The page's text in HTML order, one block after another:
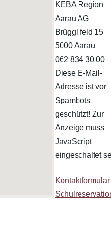
KEBA Region
Aarau AG
Brügglifeld 15
5000 Aarau
062 834 30 00
Diese E-Mail-
Adresse ist vor
Spambots
geschützt! Zur
Anzeige muss
JavaScript
eingeschaltet
Kontaktformular